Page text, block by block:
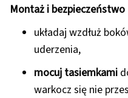
Montaż i bezpieczeństwo
układaj wzdłuż
uderzenia,
mocuj tasiemkami
warkocz się nie